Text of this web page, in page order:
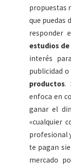
propuestas
que puedas
responder
estudios
interés
publicidad
productos.
enfoca en
ganar el
«cualquier
profesional
te pagan
mercado